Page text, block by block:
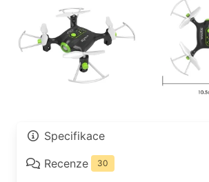
Specifikace
Recenze
30